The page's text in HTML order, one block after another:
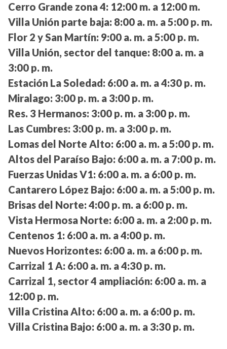
Cerro Grande zona 4: 12:00 m. a 12:00 m.
Villa Unión parte baja: 8:00 a. m. a 5:00 p. m.
Flor 2 y San Martín: 9:00 a. m. a 5:00 p. m.
Villa Unión, sector del tanque: 8:00 a. m. a
3:00 p. m.
Estación La Soledad: 6:00 a. m. a 4:30 p. m.
Miralago: 3:00 p. m. a 3:00 p. m.
Res. 3 Hermanos: 3:00 p. m. a 3:00 p. m.
Las Cumbres: 3:00 p. m. a 3:00 p. m.
Lomas del Norte Alto: 6:00 a. m. a 5:00 p. m.
Altos del Paraíso Bajo: 6:00 a. m. a 7:00 p. m.
Fuerzas Unidas V1: 6:00 a. m. a 6:00 p. m.
Cantarero López Bajo: 6:00 a. m. a 5:00 p. m.
Brisas del Norte: 4:00 p. m. a 6:00 p. m.
Vista Hermosa Norte: 6:00 a. m. a 2:00 p. m.
Centenos 1: 6:00 a. m. a 4:00 p. m.
Nuevos Horizontes: 6:00 a. m. a 6:00 p. m.
Carrizal 1 A: 6:00 a. m. a 4:30 p. m.
Carrizal 1, sector 4 ampliación: 6:00 a. m. a
12:00 p. m.
Villa Cristina Alto: 6:00 a. m. a 6:00 p. m.
Villa Cristina Bajo: 6:00 a. m. a 3:30 p. m.